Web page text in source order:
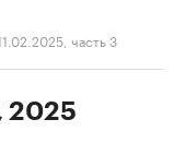
часть 3
2025